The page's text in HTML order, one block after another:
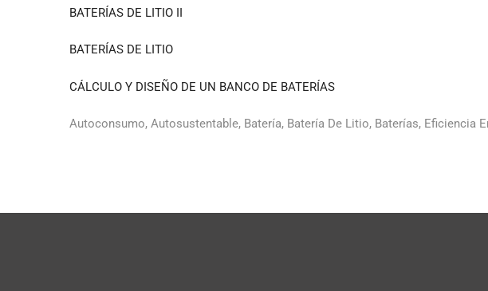
BATERÍAS DE LITIO II
BATERÍAS DE LITIO
CÁLCULO Y DISEÑO DE UN BANCO DE BATERÍAS
Autoconsumo, Autosustentable, Batería, Batería De Litio, Baterías, Eficiencia